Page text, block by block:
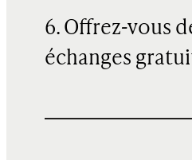
6. Offrez-vous
échanges